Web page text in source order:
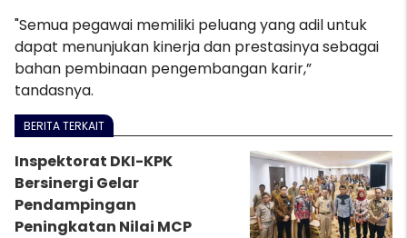
"Semua pegawai memiliki peluang yang adil untuk
dapat menunjukan kinerja dan prestasinya sebagai
bahan pembinaan pengembangan karir,”
tandasnya.
BERITA TERKAIT
Inspektorat DKI-KPK
Bersinergi Gelar
Pendampingan
Peningkatan Nilai MCP